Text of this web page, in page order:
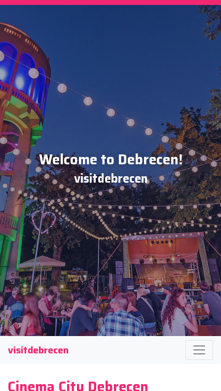
Welcome to Debrecen!
visitdebrecen
visitdebrecen
Cinema City Debrecen